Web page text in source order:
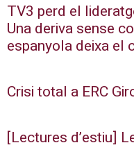
TV3 perd el
Una deriva sense
espanyola deixa el
Crisi total a ERC
[Lectures d’estiu]